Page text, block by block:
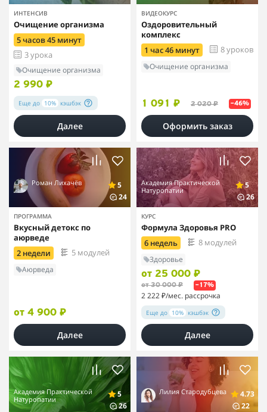
ИНТЕНСИВ
Очищение организма
5 часов 45 минут
3 урока
Очищение организма
2 990 ₽
Еще до 10% кэшбэк
Далее
ВИДЕОКУРС
Оздоровительный
комплекс
1 час 46 минут
8 уроков
Очищение организма
1 091 ₽ 2 020 ₽ –46%
Оформить заказ
Роман Лихачёв
5
24
ПРОГРАММА
Вкусный детокс по
аюрведе
2 недели
5 модулей
Аюрведа
от 4 900 ₽
Далее
Академия Практической
Натуропатии
5
26
КУРС
Формула Здоровья PRO
6 недель
8 модулей
Здоровье
от 25 000 ₽
от 30 000 ₽ –17%
2 222 ₽/мес. рассрочка
Еще до 10% кэшбэк
Далее
Академия Практической
Натуропатии
5
26
Лилия Стародубцева
4.73
22